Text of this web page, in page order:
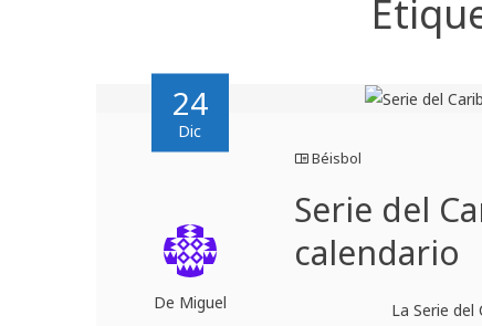
24
Dic
De Miguel
Béisbol
Serie del
calendario
La Serie del Caribe